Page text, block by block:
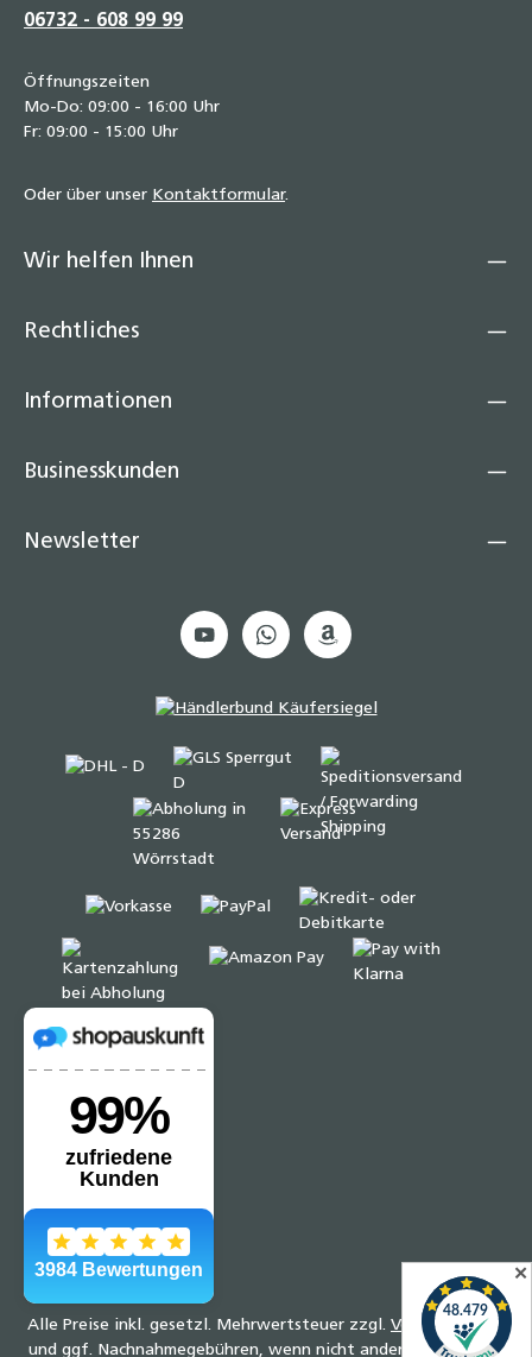
06732 - 608 99 99
Öffnungszeiten
Mo-Do: 09:00 - 16:00 Uhr
Fr: 09:00 - 15:00 Uhr
Oder über unser Kontaktformular.
Wir helfen Ihnen
Rechtliches
Informationen
Businesskunden
Newsletter
Alle Preise inkl. gesetzl. Mehrwertsteuer zzgl. Versandkosten
und ggf. Nachnahmegebühren, wenn nicht anders angegeben.
✕